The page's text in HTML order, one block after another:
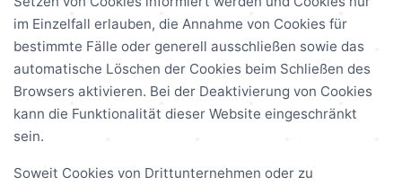
im Einzelfall erlauben, die Annahme von Cookies für
bestimmte Fälle oder generell ausschließen sowie das
automatische Löschen der Cookies beim Schließen des
Browsers aktivieren. Bei der Deaktivierung von Cookies
kann die Funktionalität dieser Website eingeschränkt
sein.
Soweit Cookies von Drittunternehmen oder zu